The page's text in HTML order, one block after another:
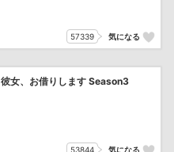
57339 気になる
彼女、お借りします Season3
53844 気になる